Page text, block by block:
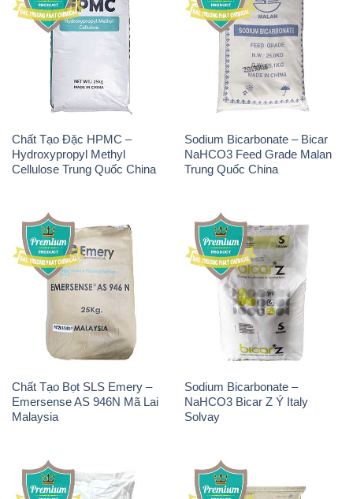
Chất Tạo Đặc HPMC –
Hydroxypropyl Methyl
Cellulose Trung Quốc China
Sodium Bicarbonate – Bicar
NaHCO3 Feed Grade Malan
Trung Quốc China
Chất Tạo Bọt SLS Emery –
Emersense AS 946N Mã Lai
Malaysia
Sodium Bicarbonate –
NaHCO3 Bicar Z Ý Italy
Solvay